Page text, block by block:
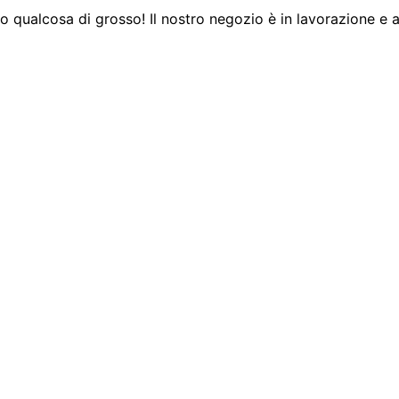
qualcosa di grosso! Il nostro negozio è in lavorazione e